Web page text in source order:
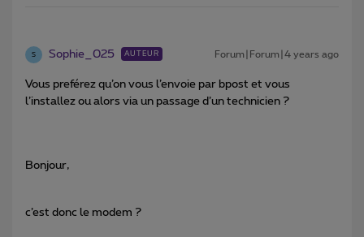
S Sophie_025 AUTEUR Forum|Forum|4 years ago
Vous preférez qu’on vous l’envoie par bpost et vous
l’installez ou alors via un passage d’un technicien ?
Bonjour,
c’est donc le modem ?